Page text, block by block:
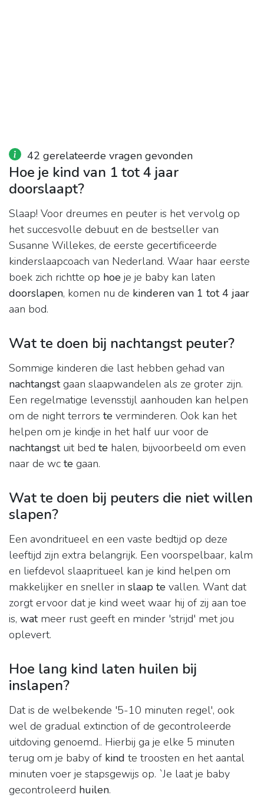
42 gerelateerde vragen gevonden
Hoe je kind van 1 tot 4 jaar
doorslaapt?
Slaap! Voor dreumes en peuter is het vervolg op
het succesvolle debuut en de bestseller van
Susanne Willekes, de eerste gecertificeerde
kinderslaapcoach van Nederland. Waar haar eerste
boek zich richtte op hoe je je baby kan laten
doorslapen, komen nu de kinderen van 1 tot 4 jaar
aan bod.
Wat te doen bij nachtangst peuter?
Sommige kinderen die last hebben gehad van
nachtangstgaan slaapwandelen als ze groter zijn.
Een regelmatige levensstijl aanhouden kan helpen
om de night terrors te verminderen. Ook kan het
helpen om je kindje in het half uur voor de
nachtangstuit bed te halen, bijvoorbeeld om even
naar de wc te gaan.
Wat te doen bij peuters die niet willen
slapen?
Een avondritueel en een vaste bedtijd op deze
leeftijd zijn extra belangrijk. Een voorspelbaar, kalm
en liefdevol slaapritueel kan je kind helpen om
makkelijker en sneller in slaap te vallen. Want dat
zorgt ervoor dat je kind weet waar hij of zij aan toe
is, watmeer rust geeft en minder 'strijd' met jou
oplevert.
Hoe lang kind laten huilen bij
inslapen?
Dat is de welbekende '5-10 minuten regel', ook
wel de gradual extinction of de gecontroleerde
uitdoving genoemd.. Hierbij ga je elke 5 minuten
terug om je baby of kind te troosten en het aantal
minuten voer je stapsgewijs op. `Je laat je baby
gecontroleerd huilen.